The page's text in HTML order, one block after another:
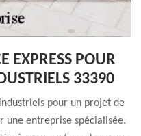
EXPRESS POUR
33390
pour un projet de
une entreprise spécialisée.